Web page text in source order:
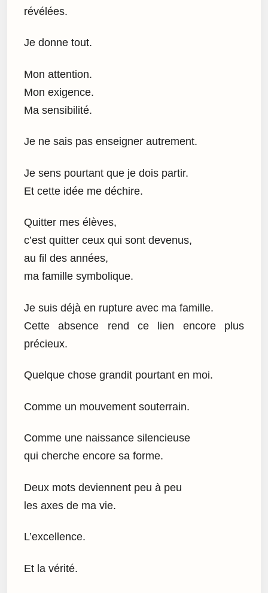
révélées.
Je donne tout.
Mon attention.
Mon exigence.
Ma sensibilité.
Je ne sais pas enseigner autrement.
Je sens pourtant que je dois partir.
Et cette idée me déchire.
Quitter mes élèves,
c’est quitter ceux qui sont devenus,
au fil des années,
ma famille symbolique.
Je suis déjà en rupture avec ma famille.
Cette absence rend ce lien encore plus
précieux.
Quelque chose grandit pourtant en moi.
Comme un mouvement souterrain.
Comme une naissance silencieuse
qui cherche encore sa forme.
Deux mots deviennent peu à peu
les axes de ma vie.
L’excellence.
Et la vérité.